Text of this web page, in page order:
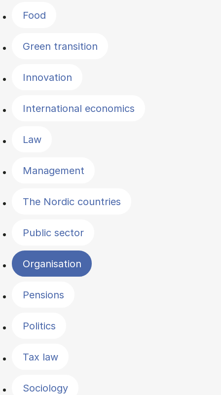
Food
Green transition
Innovation
International economics
Law
Management
The Nordic countries
Public sector
Organisation
Pensions
Politics
Tax law
Sociology